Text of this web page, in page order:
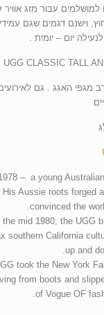
עבור מזג אוויר
וישנם דגמים שגם
יום – יומית .
מגפי האגג . גם
– a young
His Aussie roots forged
convinced the
the mid 1980, the UGG
southern California
up and
took the New York
from boots and
of Vogue OF